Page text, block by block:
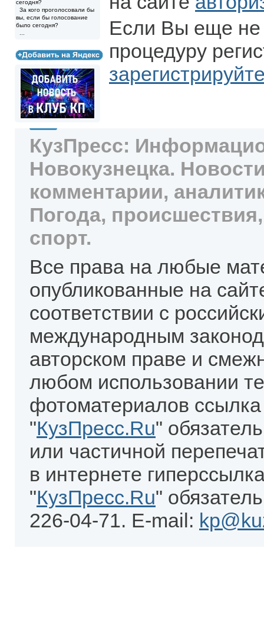
сегодня?
За кого проголосовали бы
вы, если бы голосование
было сегодня?
Если Вы еще не
процедуру
КузПресс:
Новокузнецка.
комментарии,
Погода,
спорт.
Все права на любые
опубликованные на
соответствии с
международным
авторском праве и
любом использовании
фотоматериалов
"КузПресс.Ru"
или частичной
в интернете
"КузПресс.Ru"
226-04-71. E-mail: